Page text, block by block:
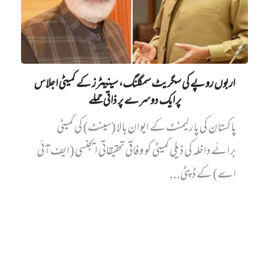
اربوں روپے کی سگریٹ سمگلنگ، سینیٹرز کے کمیٹی اجلاس
پر ایک دوسرے پر ذاتی حملے
پاکستان کی پارلیمنٹ کے ایوان بالا (سینٹ) کی کمیٹی
برائے داخلہ کی ذیلی کمیٹی کو وفاقی تحقیقاتی ایجنسی (ایف آئی
اے) کے ڈپٹی...